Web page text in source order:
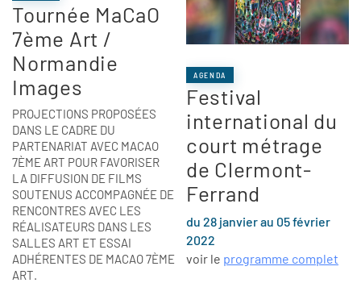
Tournée MaCaO
7ème Art /
Normandie
Images
PROJECTIONS PROPOSÉES
DANS LE CADRE DU
PARTENARIAT AVEC MACAO
7ÈME ART POUR FAVORISER
LA DIFFUSION DE FILMS
SOUTENUS ACCOMPAGNÉE DE
RENCONTRES AVEC LES
RÉALISATEURS DANS LES
SALLES ART ET ESSAI
ADHÉRENTES DE MACAO 7ÈME
ART.
AGENDA
Festival
international du
court métrage
de Clermont-
Ferrand
du 28 janvier au 05 février
2022
voir le programme complet